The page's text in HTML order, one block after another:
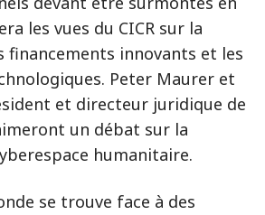
les vues du CICR sur la
financements innovants et les
Peter Maurer et
et directeur juridique de
un débat sur la
humanitaire.
se trouve face à des